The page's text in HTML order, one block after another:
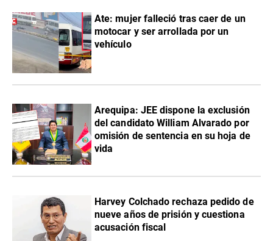
Ate: mujer falleció tras caer de un
motocar y ser arrollada por un
vehículo
​Arequipa: JEE dispone la exclusión
del candidato William Alvarado por
omisión de sentencia en su hoja de
vida
Harvey Colchado rechaza pedido de
nueve años de prisión y cuestiona
acusación fiscal